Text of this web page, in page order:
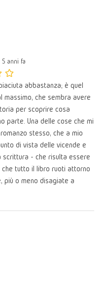
5 anni fa
abbastanza; è quel
che sembra avere
per scoprire cosa
parte. Una delle cose che mi
stesso, che a mio
di vista delle vicende e
scrittura - che risulta essere
tutto il libro ruoti attorno
più o meno disagiate a